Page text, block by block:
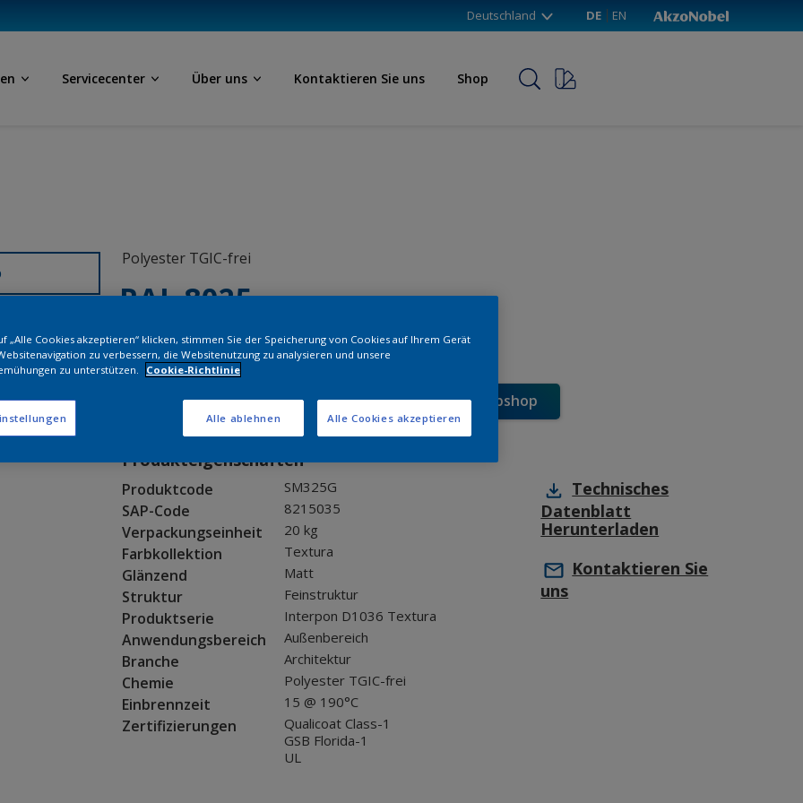
Deutschland DE EN
Servicecenter Über uns Kontaktieren Sie uns Shop
Polyester TGIC-frei
RAL 8025
SM325G
Muster bestellen Bestellen Sie direkt im Webshop
Produkteigenschaften
Produktcode SM325G
SAP-Code 8215035
Verpackungseinheit 20 kg
Farbkollektion Textura
Glänzend Matt
Struktur Feinstruktur
Produktserie Interpon D1036 Textura
Anwendungsbereich Außenbereich
Branche Architektur
Chemie Polyester TGIC-frei
Einbrennzeit 15 @ 190°C
Zertifizierungen
Qualicoat Class-1
GSB Florida-1
UL
Technisches
Datenblatt
Herunterladen
Kontaktieren Sie
uns
„Alle Cookies akzeptieren“ klicken, stimmen Sie der Speicherung von Cookies auf Ihrem Gerät
zu verbessern, die Websitenutzung zu analysieren und unsere
zu unterstützen.
Cookie-Richtlinie
Alle ablehnen Alle Cookies akzeptieren